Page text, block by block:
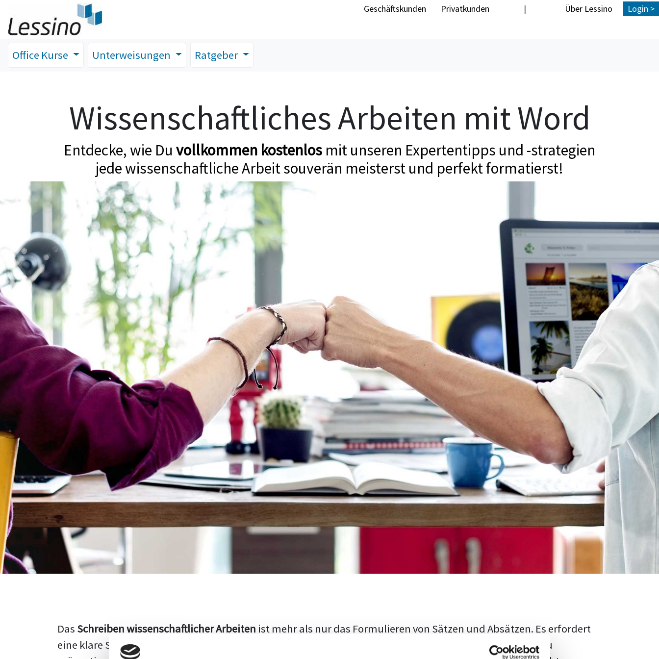
Geschäftskunden Privatkunden | Über Lessino Login >
Office Kurse Unterweisungen Ratgeber
Wissenschaftliches Arbeiten mit Word
Entdecke, wie Du vollkommen kostenlos mit unseren Expertentipps und -strategien
jede wissenschaftliche Arbeit souverän meisterst und perfekt formatierst!
Das Schreiben wissenschaftlicher Arbeiten ist mehr als nur das Formulieren von Sätzen und Absätzen. Es erfordert
eine klare Struktur, einen logischen Aufbau und die Fähigkeit, den aktuellen Forschungsstand adäquat zu